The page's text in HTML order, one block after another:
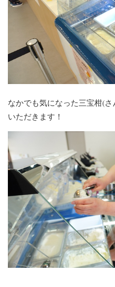
なかでも気になった三宝柑(
いただきます！